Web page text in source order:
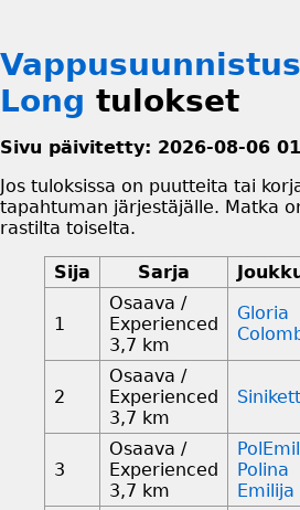
Long tulokset
Sivu päivitetty: 2026-08-06
Jos tuloksissa on puutteita tai
tapahtuman järjestäjälle. Matka
rastilta toiselta.
Sija Sarja
1
Osaava /
Experienced
3,7 km
Gloria
2
Osaava /
Experienced
3,7 km
3
Osaava /
Experienced
3,7 km
PolEmil
Polina
Emilija